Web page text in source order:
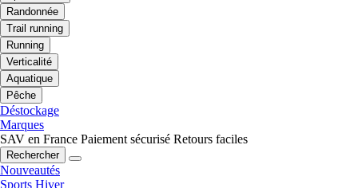
Randonnée
Trail running
Running
Verticalité
Aquatique
Pêche
Déstockage
Marques
SAV en France Paiement sécurisé Retours faciles
Rechercher
Nouveautés
Sports Hiver